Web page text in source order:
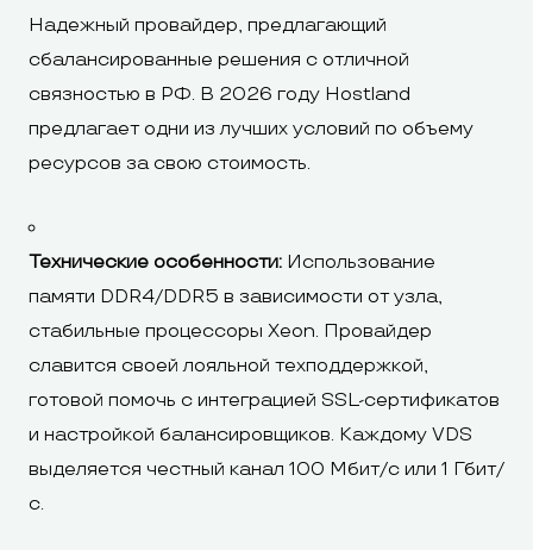
Надежный провайдер, предлагающий
сбалансированные решения с отличной
связностью в РФ. В 2026 году Hostland
предлагает одни из лучших условий по объему
ресурсов за свою стоимость.
Технические особенности: Использование
памяти DDR4/DDR5 в зависимости от узла,
стабильные процессоры Xeon. Провайдер
славится своей лояльной техподдержкой,
готовой помочь с интеграцией SSL-сертификатов
и настройкой балансировщиков. Каждому VDS
выделяется честный канал 100 Мбит/с или 1 Гбит/
с.